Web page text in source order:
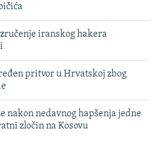
iranskog hakera
pritvor u Hrvatskoj zbog
nakon nedavnog hapšenja jedne
zločin na Kosovu